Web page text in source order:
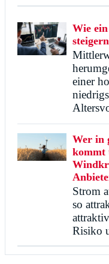
Wie
einer
Wer in
kommt
Strom
so
Risiko